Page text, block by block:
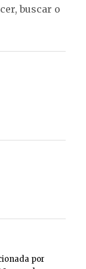
buscar o
por